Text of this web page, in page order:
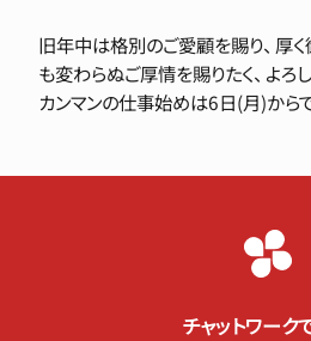
旧年中は格別のご愛顧を賜り、 厚
も変わらぬご厚情を賜りたく、 よろ
カンマンの仕事始めは6日(月)からで
チャットワーク